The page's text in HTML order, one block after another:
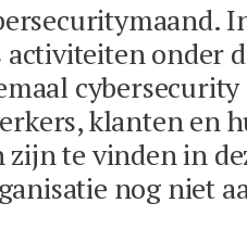
onder
cybersecurity
klanten en
te vinden in
nog niet